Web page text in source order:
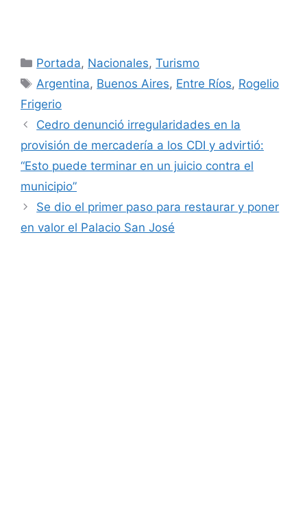
Categorías
Portada, Nacionales,Turismo
Etiquetas
Argentina, Buenos Aires, Entre Ríos, Rogelio
Frigerio
Cedro denunció irregularidades en la
provisión de mercadería a los CDI y advirtió:
“Esto puede terminar en un juicio contra el
municipio”
Se dio el primer paso para restaurar y poner
en valor el Palacio San José